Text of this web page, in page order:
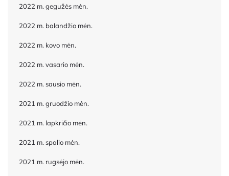
2022 m. gegužės mėn.
2022 m. balandžio mėn.
2022 m. kovo mėn.
2022 m. vasario mėn.
2022 m. sausio mėn.
2021 m. gruodžio mėn.
2021 m. lapkričio mėn.
2021 m. spalio mėn.
2021 m. rugsėjo mėn.